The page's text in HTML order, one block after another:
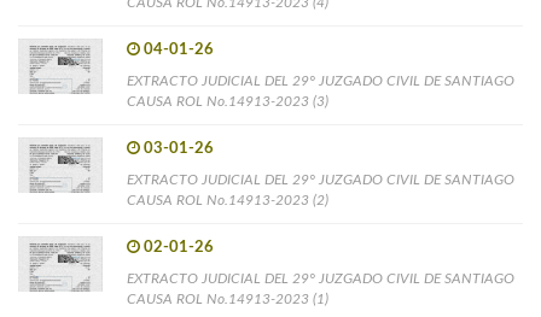
04-01-26
EXTRACTO JUDICIAL DEL 29° JUZGADO CIVIL DE SANTIAGO
CAUSA ROL No.14913-2023 (3)
03-01-26
EXTRACTO JUDICIAL DEL 29° JUZGADO CIVIL DE SANTIAGO
CAUSA ROL No.14913-2023 (2)
02-01-26
EXTRACTO JUDICIAL DEL 29° JUZGADO CIVIL DE SANTIAGO
CAUSA ROL No.14913-2023 (1)